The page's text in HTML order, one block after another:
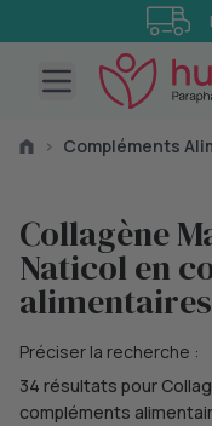
Open main menu
› Compléments
Collagène
Naticol en
alimentaires
Préciser la recherche :
34 résultats pour
compléments